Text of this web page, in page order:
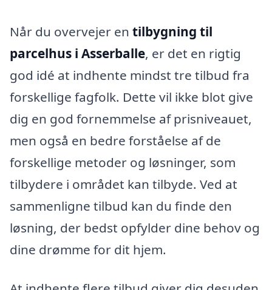
Når du overvejer en tilbygning til
parcelhus i Asserballe, er det en rigtig
god idé at indhente mindst tre tilbud fra
forskellige fagfolk. Dette vil ikke blot give
dig en god fornemmelse af prisniveauet,
men også en bedre forståelse af de
forskellige metoder og løsninger, som
tilbydere i området kan tilbyde. Ved at
sammenligne tilbud kan du finde den
løsning, der bedst opfylder dine behov og
dine drømme for dit hjem.